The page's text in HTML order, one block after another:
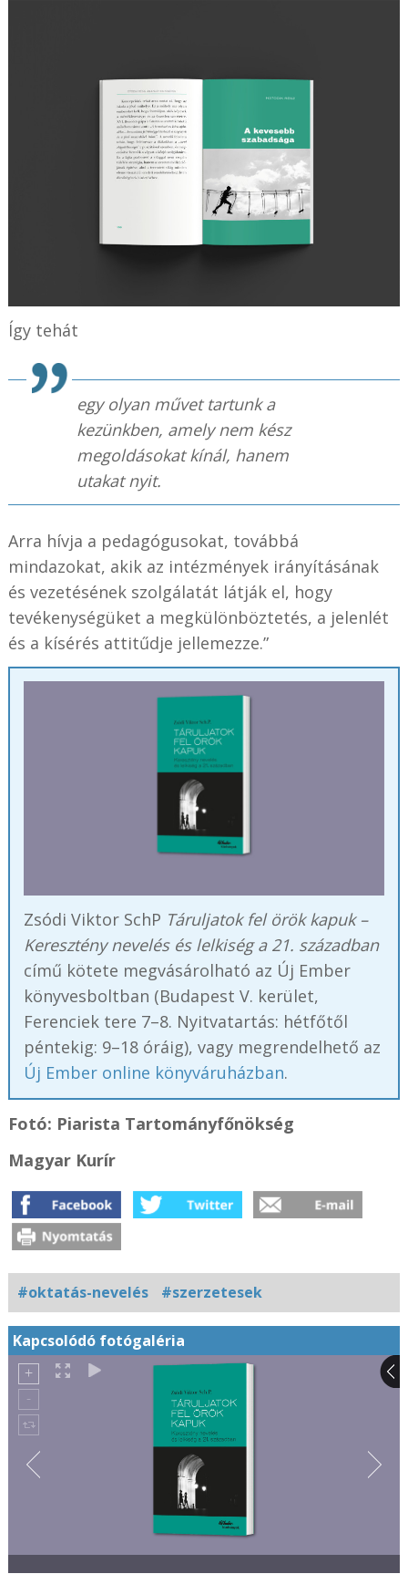
Így tehát
egy olyan művet tartunk a
kezünkben, amely nem kész
megoldásokat kínál, hanem
utakat nyit.
Arra hívja a pedagógusokat, továbbá
mindazokat, akik az intézmények irányításának
és vezetésének szolgálatát látják el, hogy
tevékenységüket a megkülönböztetés, a jelenlét
és a kísérés attitűdje jellemezze.”
Zsódi Viktor SchP Táruljatok fel örök kapuk –
Keresztény nevelés és lelkiség a 21. században
című kötete megvásárolható az Új Ember
könyvesboltban (Budapest V. kerület,
Ferenciek tere 7–8. Nyitvatartás: hétfőtől
péntekig: 9–18 óráig), vagy megrendelhető az
Új Ember online könyváruházban.
Fotó: Piarista Tartományfőnökség
Magyar Kurír
#oktatás-nevelés #szerzetesek
Kapcsolódó fotógaléria